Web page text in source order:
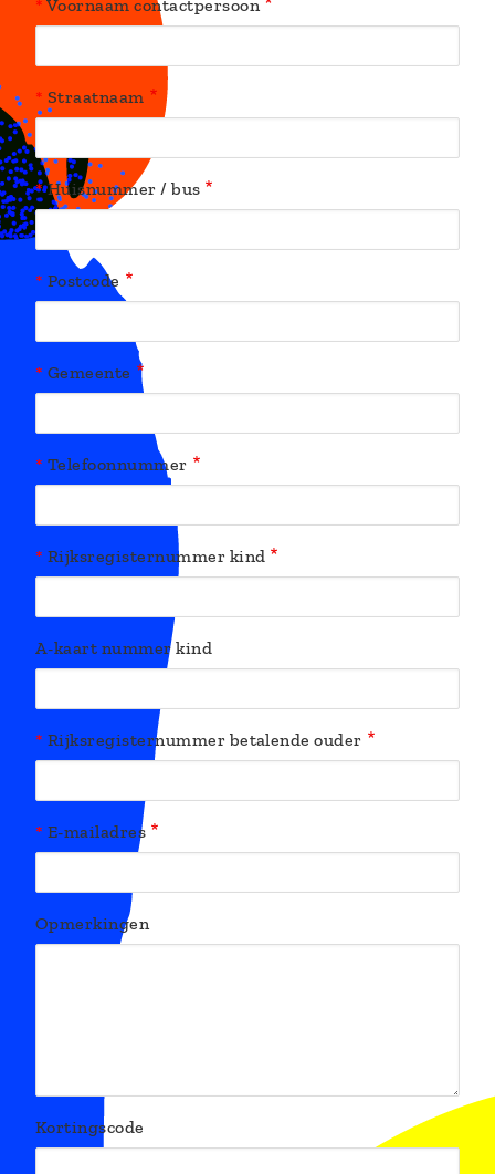
Voornaam contactpersoon
Straatnaam
Huisnummer / bus
Postcode
Gemeente
Telefoonnummer
Rijksregisternummer kind
A-kaart nummer kind
Rijksregisternummer betalende ouder
E-mailadres
Opmerkingen
Kortingscode